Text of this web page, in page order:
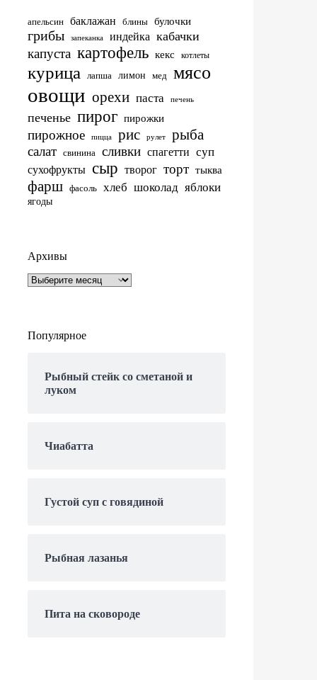
апельсин баклажан блины булочки
грибы запеканка индейка кабачки
капуста картофель кекс котлеты
курица лапша лимон мед мясо
овощи орехи паста печень
печенье пирог пирожки
пирожное пицца рис рулет рыба
салат свинина сливки спагетти суп
сухофрукты сыр творог торт тыква
фарш фасоль хлеб шоколад яблоки
ягоды
Архивы
Архивы
Популярное
Рыбный стейк со сметаной и
луком
Чиабатта
Густой суп с говядиной
Рыбная лазанья
Пита на сковороде